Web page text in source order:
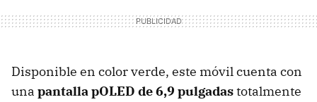
Disponible en color verde, este móvil cuenta con
una pantalla pOLED de 6,9 pulgadastotalmente